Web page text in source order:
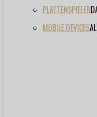
PLATTENSPIELER
MOBILE DEVICES